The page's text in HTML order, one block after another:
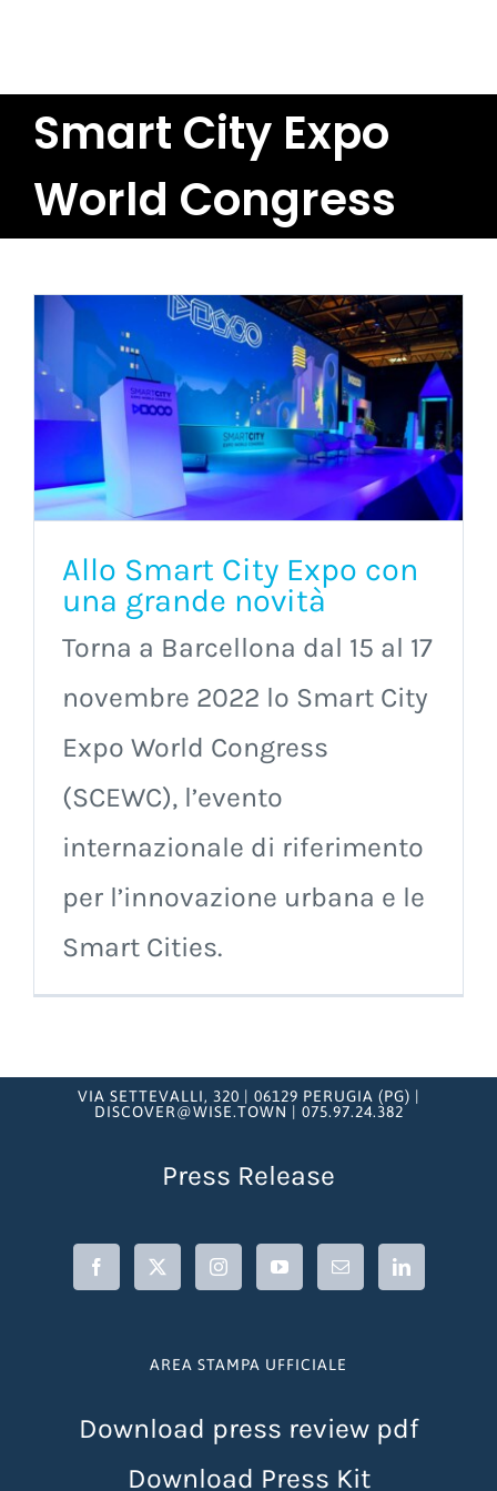
content
Smart City Expo
World Congress
Allo Smart City Expo con
una grande novità
Torna a Barcellona dal 15 al 17
novembre 2022 lo Smart City
Expo World Congress
(SCEWC), l’evento
internazionale di riferimento
per l’innovazione urbana e le
Smart Cities.
VIA SETTEVALLI, 320 | 06129 PERUGIA (PG) |
DISCOVER@WISE.TOWN | 075.97.24.382
Press Release
AREA STAMPA UFFICIALE
Download press review pdf
Download Press Kit